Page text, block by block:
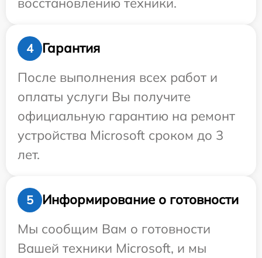
4
Гарантия
После выполнения всех работ и
оплаты услуги Вы получите
официальную гарантию на ремонт
устройства Microsoft сроком до 3
лет.
5
Информирование о готовности
Мы сообщим Вам о готовности
Вашей техники Microsoft, и мы